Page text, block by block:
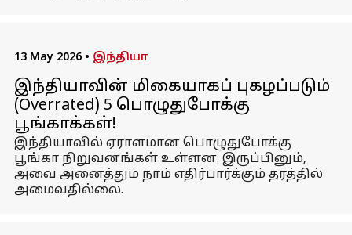
13 May 2026 • இந்தியா
இந்தியாவின் மிகையாகப் புகழப்படும்
(Overrated) 5 பொழுதுபோக்கு
பூங்காக்கள்!
இந்தியாவில் ஏராளமான பொழுதுபோக்கு
பூங்கா நிறுவனங்கள் உள்ளன. இருப்பினும்,
அவை அனைத்தும் நாம் எதிர்பார்க்கும் தரத்தில்
அமைவதில்லை.